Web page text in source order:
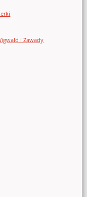
i Zawady